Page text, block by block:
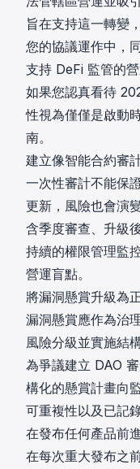
旨在支持這一轉變
您的協議運作中，
支持 DeFi 監管的
如果您認真看待
性視為僅僅是啟動
南。
建立像智能合約審
一次性審計不能保
更新，風險也會演
含季度審查、升級
持續的權限管理監
營運盲點。
將漏洞懸賞升級為
漏洞懸賞應作為治
風險分級並實施結
為爭議建立 DAO
構化的懸賞計畫向
可重複性以及已記
在發布任何產品前
在每次重大發布之